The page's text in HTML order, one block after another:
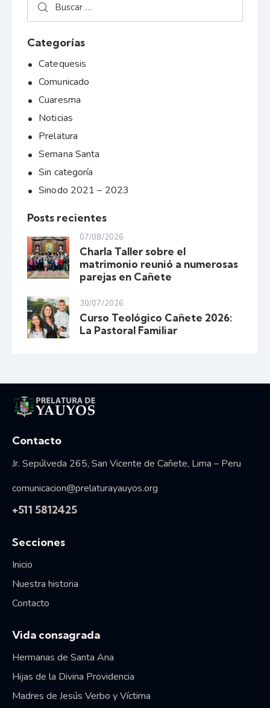
Categorías
Catequesis
Comunicado
Cuaresma
Noticias
Prelatura
Semana Santa
Sin categoría
Sinodo 2021 – 2023
Posts recientes
07/08/2026
Charla Taller sobre el
matrimonio reunió a numerosas
parejas en Cañete
30/07/2026
Curso Teológico Cañete 2026:
La Pastoral Familiar
Vida consagrada
Contacto
Jr. Sepúlveda 265, San Vicente de Cañete, Lima – Peru
comunicacion@prelaturayauyos.org
+511 5812425
Secciones
Inicio
Nuestra historia
Contacto
Vida consagrada
Hermanas de Santa Ana
Hijas de la Divina Providencia
Madres de Jesús Verbo y Víctima